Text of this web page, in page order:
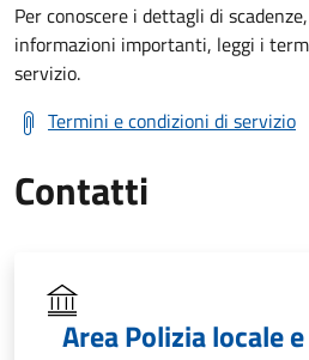
Per conoscere i dettagli di
informazioni importanti, leggi i
servizio.
Termini e condizioni di servizio
Contatti
Area Polizia locale